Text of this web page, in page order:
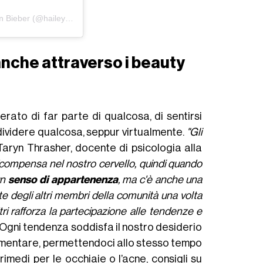
Un post condiviso da Hailey Rhode Baldwin Bieber (@haileybieber)
attraverso i beauty
di far parte di qualcosa, di sentirsi
qualcosa, seppur virtualmente. "Gli
Thrasher, docente di psicologia alla
nel nostro cervello, quindi quando
senso di appartenenza, ma c'è anche una
degli altri membri della comunità una volta
rafforza la partecipazione alle tendenze e
tendenza soddisfa il nostro desiderio
permettendoci allo stesso tempo
per le occhiaie o l’acne, consigli su